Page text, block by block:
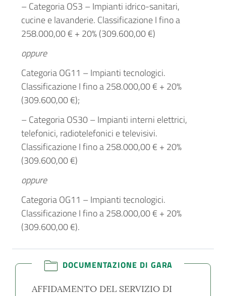
– Categoria OS3 – Impianti idrico-sanitari,
cucine e lavanderie. Classificazione I fino a
258.000,00 € + 20% (309.600,00 €)
oppure
Categoria OG11 – Impianti tecnologici.
Classificazione I fino a 258.000,00 € + 20%
(309.600,00 €);
– Categoria OS30 – Impianti interni elettrici,
telefonici, radiotelefonici e televisivi.
Classificazione I fino a 258.000,00 € + 20%
(309.600,00 €)
oppure
Categoria OG11 – Impianti tecnologici.
Classificazione I fino a 258.000,00 € + 20%
(309.600,00 €).
DOCUMENTAZIONE DI GARA
AFFIDAMENTO DEL SERVIZIO DI